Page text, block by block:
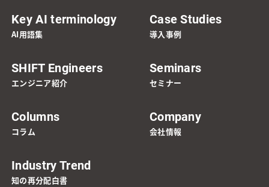
Key AI terminology
AI用語集
Case Studies
導入事例
SHIFT Engineers
エンジニア紹介
Seminars
セミナー
Columns
コラム
Company
会社情報
Industry Trend
知の再分配白書